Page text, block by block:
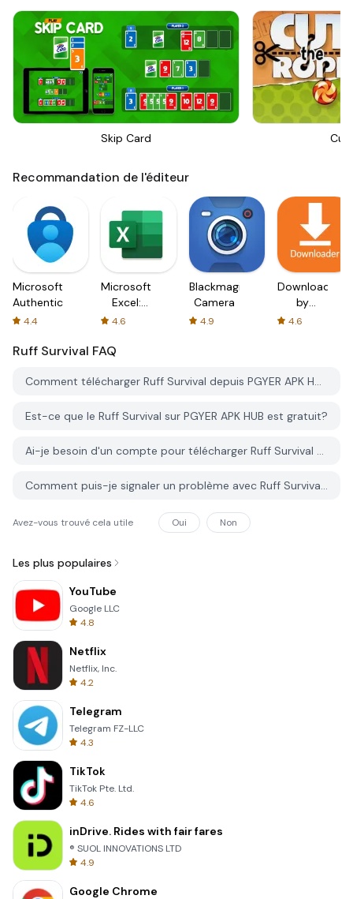
Skip Card Cut
Recommandation de l'éditeur
Microsoft
Authenticator
4.4
Microsoft
Excel:
Spreadsheets
4.6
Blackmagic
Camera
4.9
Downloader
by
AFTVnews
4.6
Ruff Survival FAQ
Comment télécharger Ruff Survival depuis PGYER APK HUB?
Est-ce que le Ruff Survival sur PGYER APK HUB est gratuit?
Ai-je besoin d'un compte pour télécharger Ruff Survival depuis PGYER APK HUB?
Comment puis-je signaler un problème avec Ruff Survival sur PGYER APK HUB?
Avez-vous trouvé cela utile Oui Non
Les plus populaires
YouTube
Google LLC
4.8
Netflix
Netflix, Inc.
4.2
Telegram
Telegram FZ-LLC
4.3
TikTok
TikTok Pte. Ltd.
4.6
inDrive. Rides with fair fares
® SUOL INNOVATIONS LTD
4.9
Google Chrome